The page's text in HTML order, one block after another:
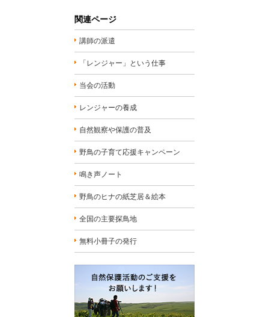
関連ページ
講師の派遣
「レンジャー」という仕事
当会の活動
レンジャーの養成
自然観察や保護の普及
野鳥の子育て応援キャンペーン
鳴き声ノート
野鳥のヒナの紙芝居＆絵本
全国の主要探鳥地
無料小冊子の発行